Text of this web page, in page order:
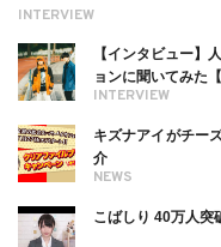
INTERVIEW
る幸せを伝えたい」新事務所
INTERVIEW
【インタビュー】
ョンに聞いてみた
NEWS
キズナアイがチー
介
こばしり 40万人突